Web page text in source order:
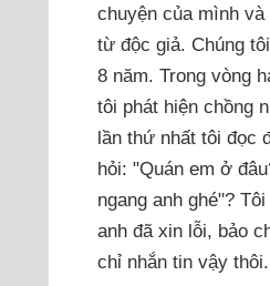
chuyện của mình
từ độc giả. Chúng
8 năm. Trong vòng
tôi phát hiện chồng
lần thứ nhất tôi đọc
hỏi: "Quán em ở
ngang anh ghé"?
anh đã xin lỗi, bảo
chỉ nhắn tin vậy thôi.